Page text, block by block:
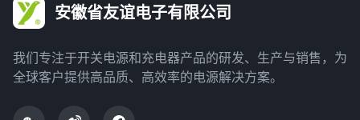
安徽省友谊电子有限公司
我们专注于开关电源和充电器产品的研发、生产与销售，为
全球客户提供高品质、高效率的电源解决方案。